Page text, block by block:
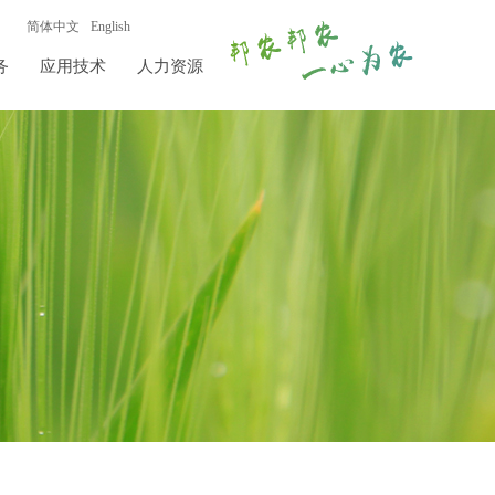
应用技术 人力资源
简体中文 English